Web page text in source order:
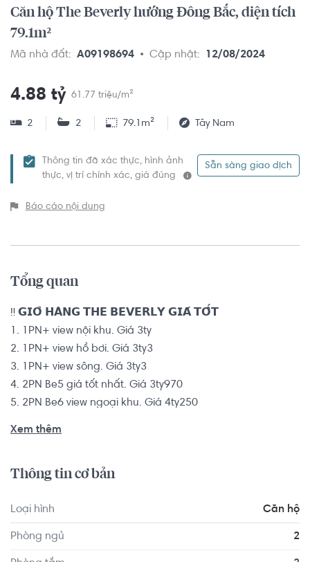
Căn hộ The Beverly hướng Đông Bắc, diện tích
79.1m²
Mã nhà đất: A09198694 Cập nhật: 12/08/2024
4.88 tỷ 61.77 triệu/m²
2 2 79.1m² Tây Nam
Thông tin đã xác thực, hình ảnh
thực, vị trí chính xác, giá đúng
Sẵn sàng giao dịch
Báo cáo nội dung
Tổng quan
‼ 𝗚𝗜𝗢̉ 𝗛𝗔̀𝗡𝗚 𝗧𝗛𝗘 𝗕𝗘𝗩𝗘𝗥𝗟𝗬 𝗚𝗜𝗔́ 𝗧𝗢̂́𝗧
1. 1PN+ view nội khu. Giá 3ty
2. 1PN+ view hồ bơi. Giá 3ty3
3. 1PN+ view sông. Giá 3ty3
4. 2PN Be5 giá tốt nhất. Giá 3ty970
5. 2PN Be6 view ngoại khu. Giá 4ty250
*Giá trên đã bao gồm thuế phí và kpbt.
☎ 𝗟𝗶𝗲̂𝗻 𝗵𝗲̣̂ 0768892255 Hoàng Hằng ( Hotline/Zalo ) 𝗵𝗼̂̃
𝘁𝗿𝗼̛̣ 𝘁𝗶̀𝗺 𝗰𝗮̆𝗻 𝘁𝗵𝗲𝗼 𝘆𝗲̂𝘂 𝗰𝗮̂̀𝘂
Xem thêm
Thông tin cơ bản
Loại hình Căn hộ
Phòng ngủ 2